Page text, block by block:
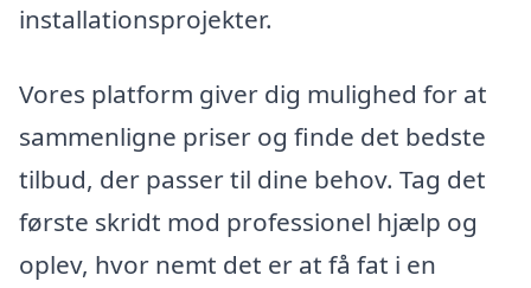
installationsprojekter.
Vores platform giver dig mulighed for at
sammenligne priser og finde det bedste
tilbud, der passer til dine behov. Tag det
første skridt mod professionel hjælp og
oplev, hvor nemt det er at få fat i en